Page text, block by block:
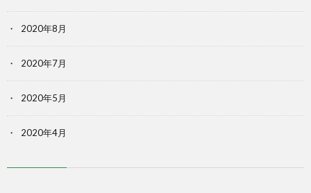
2020年8月
2020年7月
2020年5月
2020年4月